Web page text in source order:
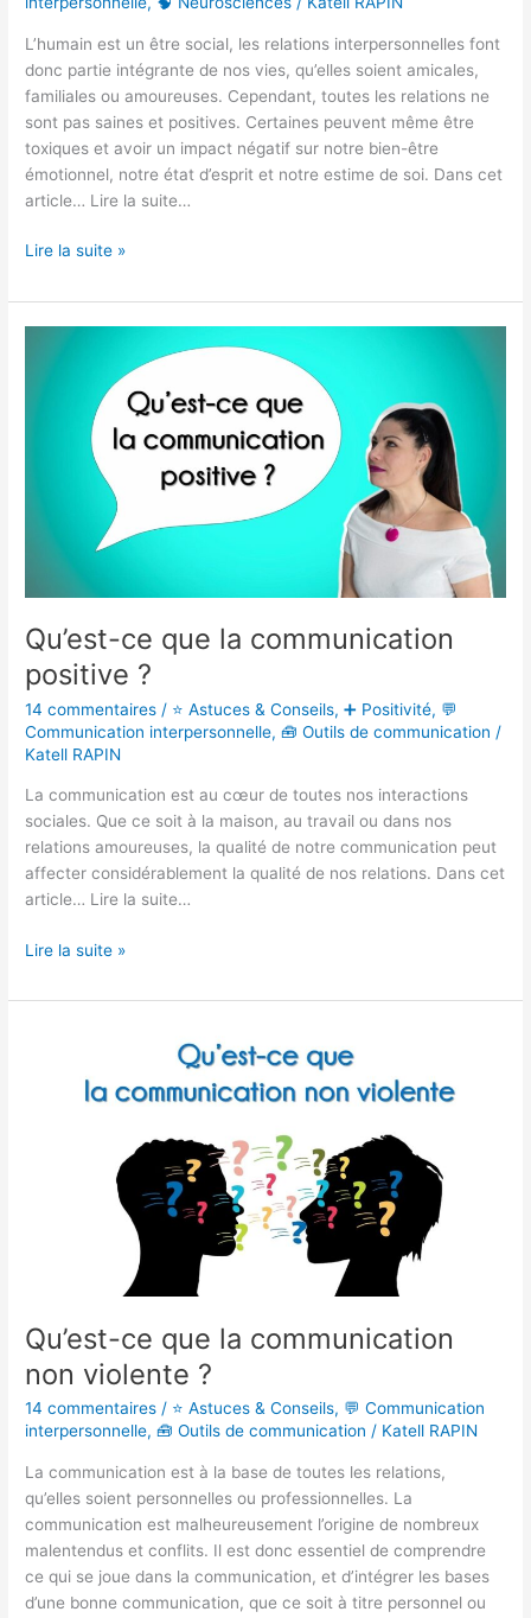
L’humain est un être social, les relations interpersonnelles font
donc partie intégrante de nos vies, qu’elles soient amicales,
familiales ou amoureuses. Cependant, toutes les relations ne
sont pas saines et positives. Certaines peuvent même être
toxiques et avoir un impact négatif sur notre bien-être
émotionnel, notre état d’esprit et notre estime de soi. Dans cet
article… Lire la suite…
Lire la suite »
Qu’est-ce que la communication
positive ?
14 commentaires / ⭐ Astuces & Conseils,➕ Positivité, 💬
Communication interpersonnelle,🧰 Outils de communication /
Katell RAPIN
La communication est au cœur de toutes nos interactions
sociales. Que ce soit à la maison, au travail ou dans nos
relations amoureuses, la qualité de notre communication peut
affecter considérablement la qualité de nos relations. Dans cet
article… Lire la suite…
Qu’est-
communication
positive ?
Lire la suite »
Qu’est-ce que la communication
non violente ?
14 commentaires / ⭐ Astuces & Conseils, 💬 Communication
interpersonnelle,🧰 Outils de communication / Katell RAPIN
La communication est à la base de toutes les relations,
qu’elles soient personnelles ou professionnelles. La
communication est malheureusement l’origine de nombreux
malentendus et conflits. Il est donc essentiel de comprendre
ce qui se joue dans la communication, et d’intégrer les bases
d’une bonne communication, que ce soit à titre personnel ou
communication